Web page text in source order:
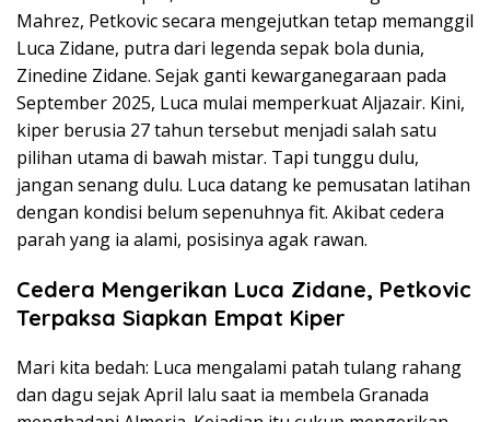
Mahrez, Petkovic secara mengejutkan tetap memanggil
Luca Zidane, putra dari legenda sepak bola dunia,
Zinedine Zidane. Sejak ganti kewarganegaraan pada
September 2025, Luca mulai memperkuat Aljazair. Kini,
kiper berusia 27 tahun tersebut menjadi salah satu
pilihan utama di bawah mistar. Tapi tunggu dulu,
jangan senang dulu. Luca datang ke pemusatan latihan
dengan kondisi belum sepenuhnya fit. Akibat cedera
parah yang ia alami, posisinya agak rawan.
Cedera Mengerikan Luca Zidane, Petkovic
Terpaksa Siapkan Empat Kiper
Mari kita bedah: Luca mengalami patah tulang rahang
dan dagu sejak April lalu saat ia membela Granada